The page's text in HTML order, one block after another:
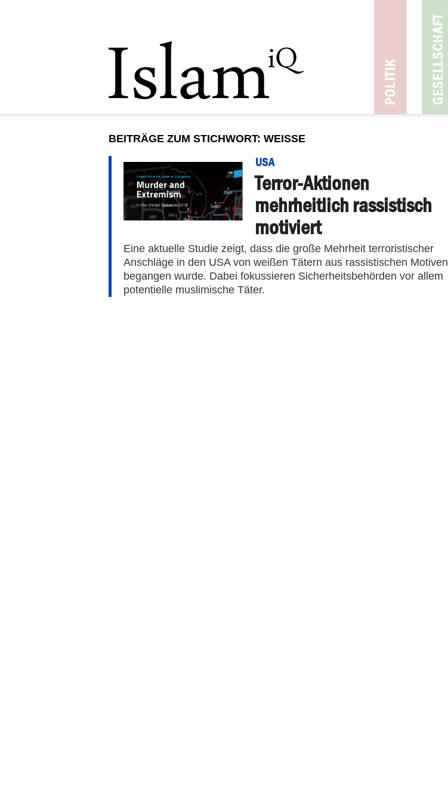
BEITRÄGE ZUM STICHWORT: WEISSE
USA
Terror-Aktionen
mehrheitlich rassistisch
motiviert
Eine aktuelle Studie zeigt, dass die große Mehrheit terroristischer
Anschläge in den USA von weißen Tätern aus rassistischen Motiven
begangen wurde. Dabei fokussieren Sicherheitsbehörden vor allem
potentielle muslimische Täter.